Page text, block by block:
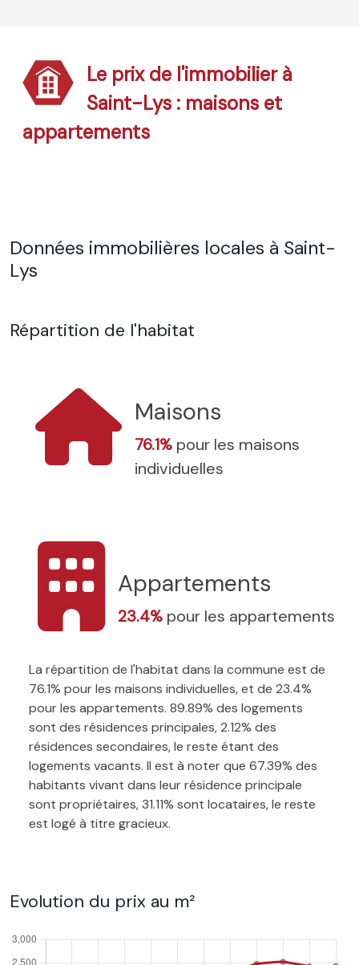
Le prix de l'immobilier à
Saint-Lys : maisons et
appartements
Données immobilières locales à Saint-
Lys
Répartition de l'habitat
Maisons
76.1% pour les maisons
individuelles
Appartements
23.4% pour les appartements
La répartition de l'habitat dans la commune est de
76.1% pour les maisons individuelles, et de 23.4%
pour les appartements. 89.89% des logements
sont des résidences principales, 2.12% des
résidences secondaires, le reste étant des
logements vacants. Il est à noter que 67.39% des
habitants vivant dans leur résidence principale
sont propriétaires, 31.11% sont locataires, le reste
est logé à titre gracieux.
Evolution du prix au m²